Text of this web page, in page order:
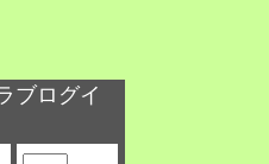
ブログイ